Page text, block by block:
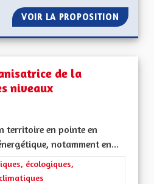
VOIR LA PROPOSITION
de la
niveaux
territoire en pointe en
notamment en...
catégorie : Les transitions
écologiques,